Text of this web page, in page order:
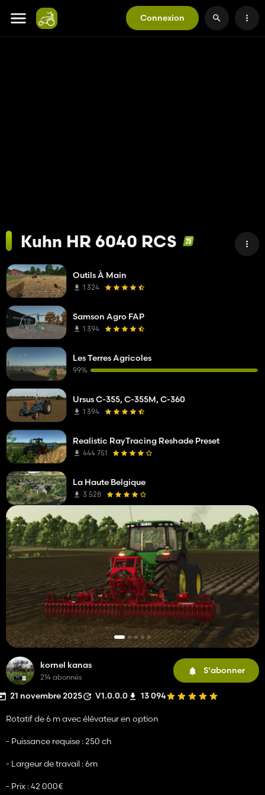
Connexion
Kuhn HR 6040 RCS
kornel kanas
214 abonnés
S'abonner
21 novembre 2025 V1.0.0.0 13 094
Rotatif de 6 m avec élévateur en option
- Puissance requise : 250 ch
- Largeur de travail : 6m
- Prix : 42 000€
Outils À Main
1 324
Samson Agro FAP
1 394
Les Terres Agricoles
99%
Ursus C-355, C-355M, C-360
1 394
Realistic RayTracing Reshade Preset
444 751
La Haute Belgique
3 528